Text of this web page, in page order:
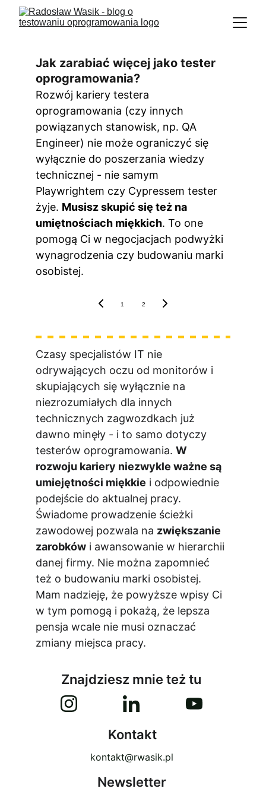
Rozwój kariery testera
oprogramowania (czy innych
powiązanych stanowisk, np. QA
Engineer) nie może ograniczyć się
wyłącznie do poszerzania wiedzy
technicznej - nie samym
Playwrightem czy Cypressem tester
żyje. Musisz skupić się też na
umiętnościach miękkich. To one
pomogą Ci w negocjacjach podwyżki
wynagrodzenia czy budowaniu marki
osobistej.
Jak zarabiać więcej jako tester
oprogramowania?
1 2
Czasy specjalistów IT nie
odrywających oczu od monitorów i
skupiających się wyłącznie na
niezrozumiałych dla innych
technicznych zagwozdkach już
dawno minęły - i to samo dotyczy
testerów oprogramowania. W
rozwoju kariery niezwykle ważne są
umiejętności miękkie i odpowiednie
podejście do aktualnej pracy.
Świadome prowadzenie ścieżki
zawodowej pozwala na zwiększanie
zarobków i awansowanie w hierarchii
danej firmy. Nie można zapomnieć
też o budowaniu marki osobistej.
Mam nadzieję, że powyższe wpisy Ci
w tym pomogą i pokażą, że lepsza
pensja wcale nie musi oznaczać
zmiany miejsca pracy.
Kontakt
kontakt@rwasik.pl
Znajdziesz mnie też tu
Newsletter